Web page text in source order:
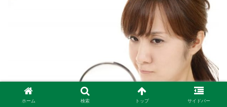
ホーム 検索 トップ サイドバー